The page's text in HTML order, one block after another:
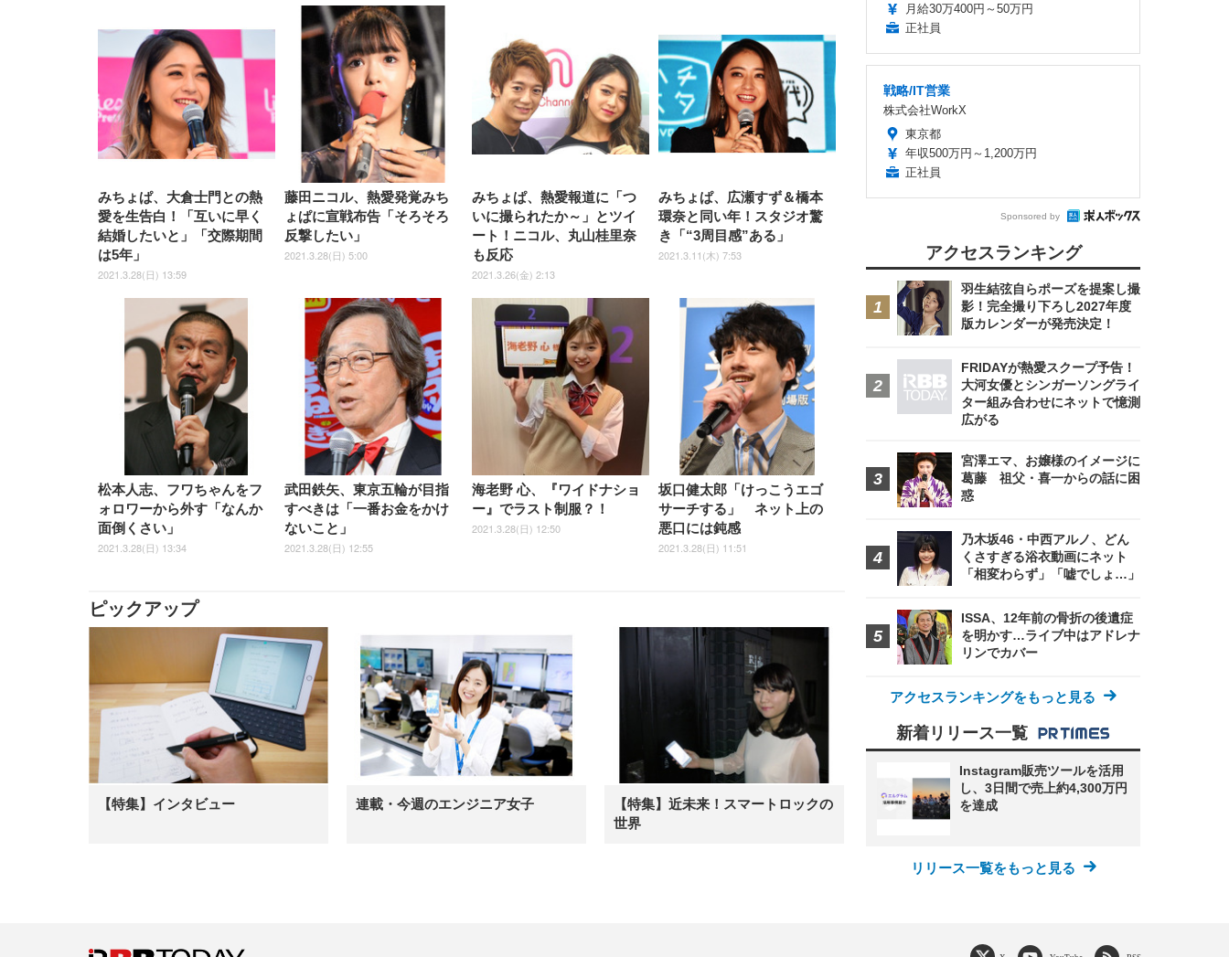
[EdoErgo] オフィスチェア 椅
子 テレワーク 疲れない 跳ね
上げ式アームレスト コンパク
ト 約105度ロッキング pc 事務
ッシュ 在宅ワーク H-
WY01(黒網+黒枠+黒足)
SIHOO B100 オフィスチェア
／デスクチェア メッシュチェ
ア 人間工学 疲れない ブラッ
ク
￥27,999
Sezlife オフィスチェア デスク
チェア 疲れない テレワーク
チェア 強化バックレスト 30
度ロッキング機能 人間工学 椅
子 腰サポート 90度跳ね上げ
式アームレスト 3Dヘッドレス
ト ハンガー付き 高反発クッシ
ョン PCチェア 通気性メッシ
ュ ゲーミング/勉強/事務用 お
しゃれ パソコンチェア (ブラ
￥7,680
Sezlife オフィスチェア デスク
チェア 疲れない テレワーク
チェア 強化バックレスト 30度
ロッキング機能 人間工学 椅子
ハンガー付き 高反発クッショ
ン PCチェア 通気性メッシュ
ゲーミング/勉強/事務用 おし
ゃれ パソコンチェア (ホワイ
ANDWINT オフィスチェ
ア デスクチェア 肘なし メ
ッシュ 通気性 ランバーサ
ポート付き 腰サポート ガ
クト 幅52×奥行58.5×高さ
84～96cm テレワーク 在
宅勤務 ブラック
EIZO ビジネス向けプレミア
ムモニター | FlexScan
EV3240X-WT | 31.5型4K
UHD・USB Type-C・ホワイ
ト
￥105,595
EIZO ビジネス向けプレミア
ムモニター | FlexScan
EV2740X-WT | 27.0型4K
UHD・USB Type-C・ホワイ
ト
￥109,572
【純正品】27"ゲーミングモ
ニター DualSense 充電フッ
ク付き（CFI-ZDM1J）
￥49,979
【整備済み品】Dell
E2724HS 27インチ 液晶モ
ニター フル
HD（1920×1080）VA 非光
沢 HDMI/DisplayPort/VGA
ComfortView ビジネス向け
￥15,800
【MiniLED/24.5inch/280Hz/FHD】
GRAPHT THE SHOOTER
Gaming Monitor 24” Essential ゲ
ーミングモニター QD 24.5インチ
￥34,980
Amazonベーシック ペットシ
ーツ 薄型 レギュラー 1回使い
捨て 無香料 ホワイト 300枚
Amazonベーシック ペットシ
ーツ 厚型 ワイド 42枚x2袋(84
枚) ホワイト(吸収面:ライトブ
ルー)
ネオ・ルーライフ ネオ・オム
ツ L 中型犬用 26枚入り 単品
￥1,800
Smart Basic(スマートベーシ
ック) 【Amazon.co.jp限定】
Smart Basic アイリスオーヤマ
ペットシーツ 超厚型 お徳用
アイリスオーヤマ ペット
シーツ 超厚型 お徳用 レギ
ュラー 200枚入
【Amazon.co.jp限定】
みちょぱ、大倉士門との熱
愛を生告白！「互いに早く
結婚したいと」「交際期間
は5年」
2021.3.28(日) 13:59
藤田ニコル、熱愛発覚みち
ょぱに宣戦布告「そろそろ
反撃したい」
2021.3.28(日) 5:00
みちょぱ、熱愛報道に「つ
いに撮られたか～」とツイ
ート！ニコル、丸山桂里奈
も反応
2021.3.26(金) 2:13
みちょぱ、広瀬すず＆橋本
環奈と同い年！スタジオ驚
き「“3周目感”ある」
2021.3.11(木) 7:53
松本人志、フワちゃんをフ
ォロワーから外す「なんか
面倒くさい」
2021.3.28(日) 13:34
武田鉄矢、東京五輪が目指
すべきは「一番お金をかけ
ないこと」
2021.3.28(日) 12:55
海老野 心、『ワイドナショ
ー』でラスト制服？！
2021.3.28(日) 12:50
坂口健太郎「けっこうエゴ
サーチする」 ネット上の
悪口には鈍感
2021.3.28(日) 11:51
ピックアップ
【特集】インタビュー 連載・今週のエンジニア女子
【特集】近未来！スマートロックの
世界
月給30万400円～50万円
正社員
戦略/IT営業
株式会社WorkX
東京都
年収500万円～1,200万円
正社員
Sponsored by
アクセスランキング
羽生結弦自らポーズを提案し撮
影！完全撮り下ろし2027年度
版カレンダーが発売決定！
FRIDAYが熱愛スクープ予告！
大河女優とシンガーソングライ
ター組み合わせにネットで憶測
広がる
宮澤エマ、お嬢様のイメージに
葛藤 祖父・喜一からの話に困
惑
乃木坂46・中西アルノ、どん
くさすぎる浴衣動画にネット
「相変わらず」「嘘でしょ…」
ISSA、12年前の骨折の後遺症
を明かす…ライブ中はアドレナ
リンでカバー
アクセスランキングをもっと見る
新着リリース一覧
Instagram販売ツールを活用
し、3日間で売上約4,300万円
を達成
リリース一覧をもっと見る